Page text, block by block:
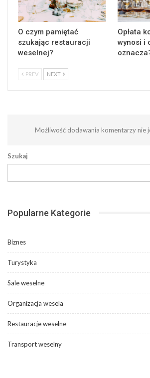
O czym pamiętać
szukając restauracji
weselnej?
Opłata
wynosi i
PREV NEXT
Możliwość dodawania komentarzy nie
Szukaj
Popularne Kategorie
Biznes
Turystyka
Sale weselne
Organizacja wesela
Restauracje weselne
Transport weselny